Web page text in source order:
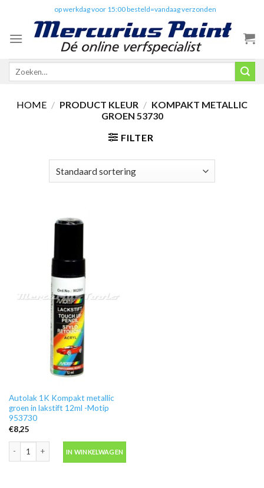
content
op werkdag voor 15:00 besteld=vandaag verzonden
Zoeken
HOME / PRODUCT KLEUR / KOMPAKT METALLIC
GROEN 53730
FILTER
Autolak 1K Kompakt metallic
groen in lakstift 12ml -Motip
953730
€8,25
IN WINKELWAGEN